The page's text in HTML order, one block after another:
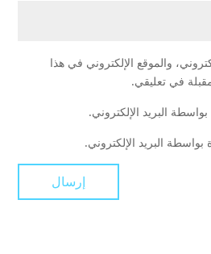
والموقع الإلكتروني في هذا
في تعليقي.
البريد الإلكتروني.
بواسطة البريد الإلكتروني.